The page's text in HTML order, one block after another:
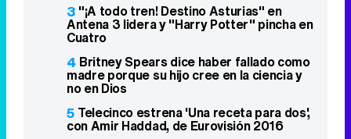
3 "¡A todo tren! Destino Asturias" en
Antena 3 lidera y "Harry Potter" pincha en
Cuatro
4 Britney Spears dice haber fallado como
madre porque su hijo cree en la ciencia y
no en Dios
5 Telecinco estrena 'Una receta para dos',
con Amir Haddad, de Eurovisión 2016